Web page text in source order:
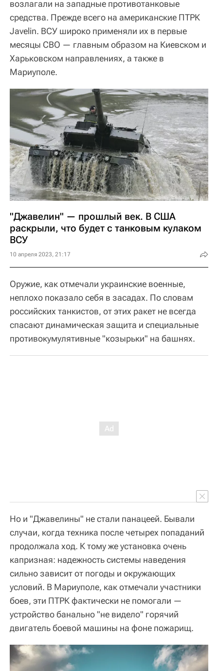
возлагали на западные противотанковые
средства. Прежде всего на американские ПТРК
Javelin. ВСУ широко применяли их в первые
месяцы СВО — главным образом на Киевском и
Харьковском направлениях, а также в
Мариуполе.
"Джавелин" — прошлый век. В США
раскрыли, что будет с танковым кулаком
ВСУ
10 апреля 2023, 21:17
Оружие, как отмечали украинские военные,
неплохо показало себя в засадах. По словам
российских танкистов, от этих ракет не всегда
спасают динамическая защита и специальные
противокумулятивные "козырьки" на башнях.
Но и "Джавелины" не стали панацеей. Бывали
случаи, когда техника после четырех попаданий
продолжала ход. К тому же установка очень
капризная: надежность системы наведения
сильно зависит от погоды и окружающих
условий. В Мариуполе, как отмечали участники
боев, эти ПТРК фактически не помогали —
устройство банально "не видело" горячий
двигатель боевой машины на фоне пожарищ.